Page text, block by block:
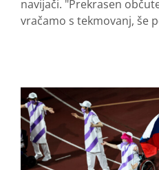
navijači. "Prekrasen
vračamo s tekmovanj, še